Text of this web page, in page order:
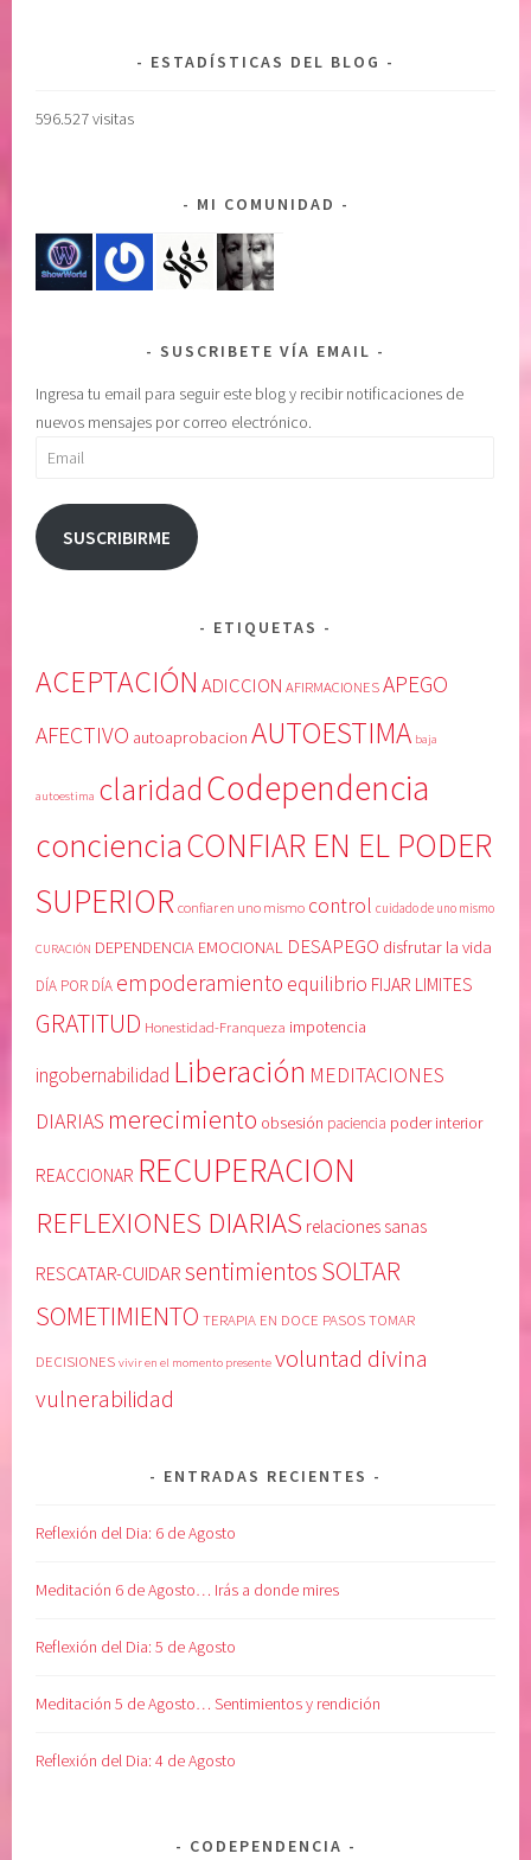
ESTADÍSTICAS DEL BLOG
596.527 visitas
MI COMUNIDAD
SUSCRIBETE VÍA EMAIL
Ingresa tu email para seguir este blog y recibir notificaciones de
nuevos mensajes por correo electrónico.
Email
SUSCRIBIRME
ETIQUETAS
ACEPTACIÓN ADICCION AFIRMACIONES APEGO
AFECTIVO autoaprobacion AUTOESTIMA baja
autoestima claridadCodependencia
concienciaCONFIAR EN EL PODER
SUPERIOR confiar en uno mismo control cuidado de uno mismo
CURACIÓN DEPENDENCIA EMOCIONAL DESAPEGO disfrutar la vida
DÍA POR DÍA empoderamiento equilibrio FIJAR LIMITES
GRATITUD Honestidad-Franqueza impotencia
ingobernabilidad Liberación MEDITACIONES
DIARIAS merecimiento obsesión paciencia poder interior
REACCIONAR RECUPERACION
REFLEXIONES DIARIAS relaciones sanas
RESCATAR-CUIDAR sentimientosSOLTAR
SOMETIMIENTO TERAPIA EN DOCE PASOSTOMAR
DECISIONES vivir en el momento presente voluntad divina
vulnerabilidad
ENTRADAS RECIENTES
Reflexión del Dia: 6 de Agosto
Meditación 6 de Agosto… Irás a donde mires
Reflexión del Dia: 5 de Agosto
Meditación 5 de Agosto… Sentimientos y rendición
Reflexión del Dia: 4 de Agosto
CODEPENDENCIA